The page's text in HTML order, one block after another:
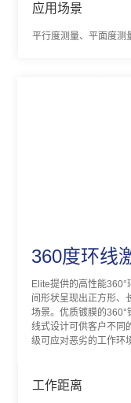
应用场景
平行度测量、平面度测
360度环线
Elite提供的高性能
间形状呈现出正方形、
场景。优质镀膜的
线式设计可供客户不同
级可应对恶劣的工作环
工作距离